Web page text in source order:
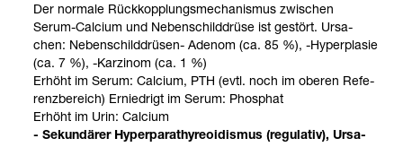
Der nor­male Rück­kopp­lungs­me­cha­nis­mus zwi­schen
Serum-​Cal­cium und Neben­schild­drüse ist gestört. Ursa­
chen: Neben­schild­drü­sen-​ Ade­nom (ca. 85 %), -​Hyper­pla­sie
(ca. 7 %), -​Kar­zi­nom (ca. 1 %)
Erhöht im Serum: Cal­cium, PTH (evtl. noch im obe­ren Refe­
renz­be­reich) Ernied­rigt im Serum: Phos­phat
Erhöht im Urin: Cal­cium
- Sekun­dä­rer Hyper­pa­ra­thy­reo­idis­mus (regu­la­tiv), Ursa­